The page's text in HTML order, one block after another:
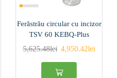
Ferăstrău circular cu incizor
TSV 60 KEBQ-Plus
5,625.48lei 4,950.42lei